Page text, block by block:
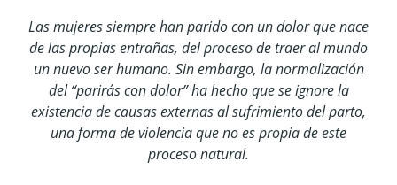
Las mujeres siempre han parido con un dolor que nace
de las propias entrañas, del proceso de traer al mundo
un nuevo ser humano. Sin embargo, la normalización
del “parirás con dolor” ha hecho que se ignore la
existencia de causas externas al sufrimiento del parto,
una forma de violencia que no es propia de este
proceso natural.